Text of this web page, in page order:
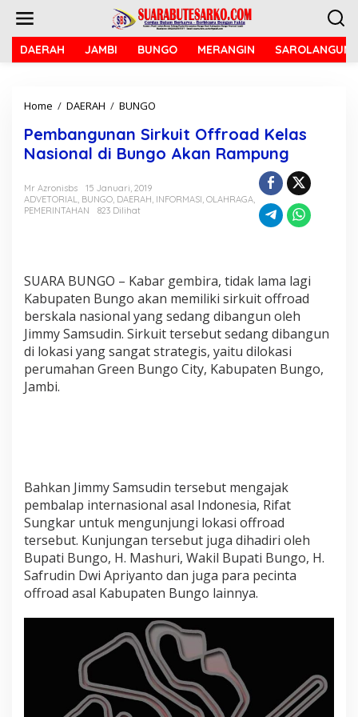
DAERAH JAMBI BUNGO MERANGIN SAROLANGUN
Home / DAERAH / BUNGO
m
b
a
u
i
r
k
u
i
t
O
e
l
a
s
N
a
s
i
o
a
d
i
B
u
n
Pembangunan Sirkuit Offroad Kelas
Nasional di Bungo Akan Rampung
Mr Azronisbs
15 Januari, 2019
ADVETORIAL, BUNGO, DAERAH, INFORMASI, OLAHRAGA,
PEMERINTAHAN
823 Dilihat
SUARA BUNGO – Kabar gembira, tidak lama lagi
Kabupaten Bungo akan memiliki sirkuit offroad
berskala nasional yang sedang dibangun oleh
Jimmy Samsudin. Sirkuit tersebut sedang dibangun
di lokasi yang sangat strategis, yaitu dilokasi
perumahan Green Bungo City, Kabupaten Bungo,
Jambi.
Bahkan Jimmy Samsudin tersebut mengajak
pembalap internasional asal Indonesia, Rifat
Sungkar untuk mengunjungi lokasi offroad
tersebut. Kunjungan tersebut juga dihadiri oleh
Bupati Bungo, H. Mashuri, Wakil Bupati Bungo, H.
Safrudin Dwi Apriyanto dan juga para pecinta
offroad asal Kabupaten Bungo lainnya.